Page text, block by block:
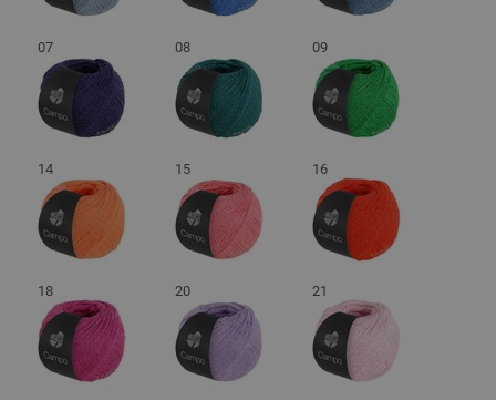
07 08 09
14 15 16
18 20 21